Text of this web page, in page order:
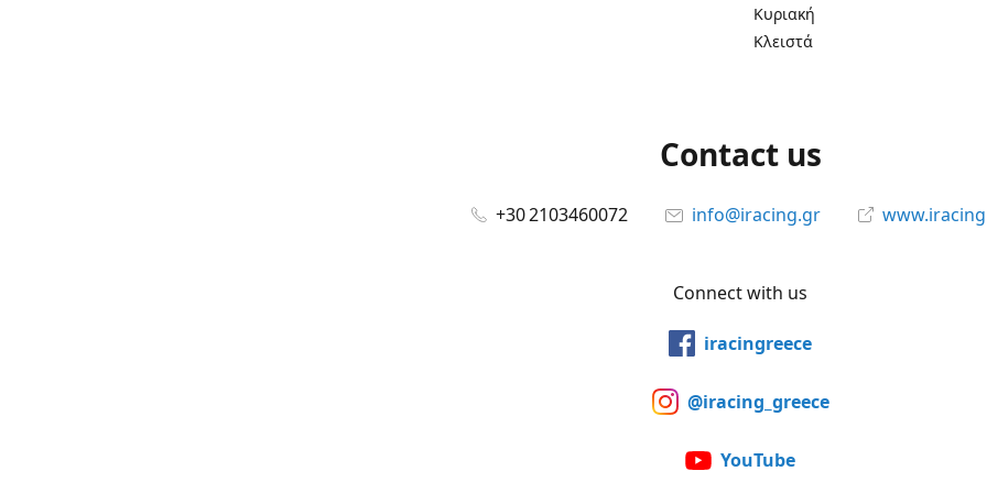
Κυριακή
Κλειστά
Contact us
+30 2103460072 info@iracing.gr
Connect with us
iracingreece
@iracing_greece
YouTube